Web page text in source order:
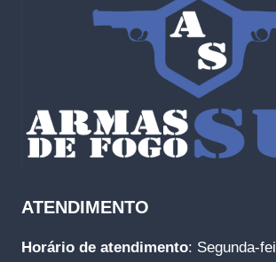
ATENDIMENTO
Horário de atendimento: Segunda-